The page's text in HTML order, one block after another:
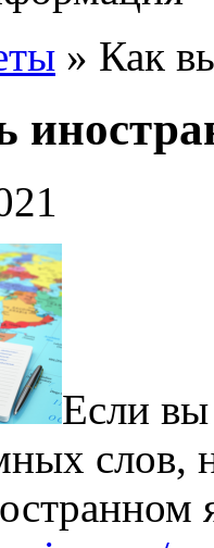
» Как
Если
слов,